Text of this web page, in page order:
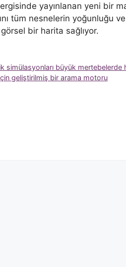
yayınlanan yeni bir
tüm nesnelerin yoğunluğu
bir harita sağlıyor.
büyük mertebelerde
geliştirilmiş bir arama motoru